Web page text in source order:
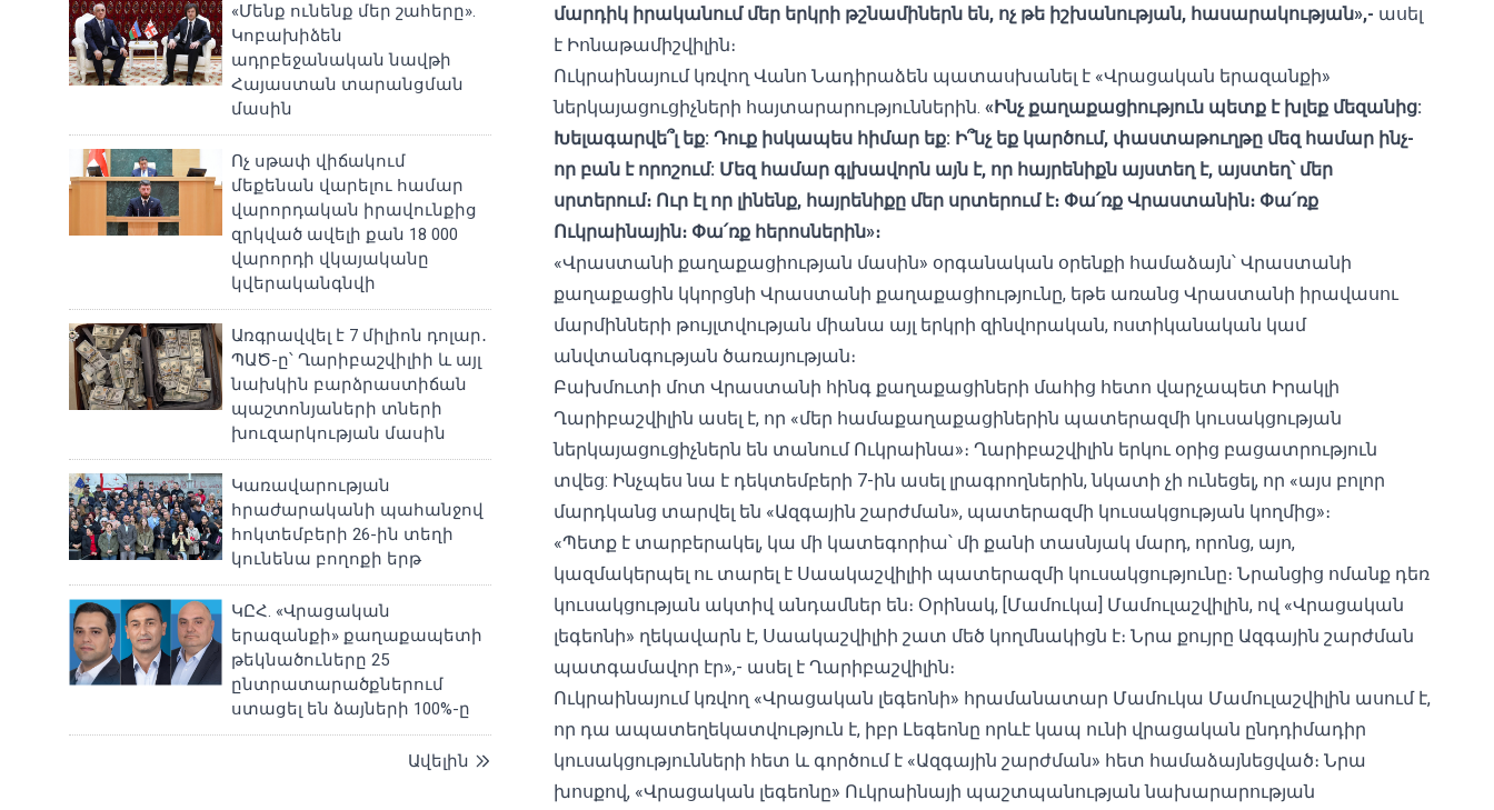
«Մենք ունենք մեր շահերը».
Կոբախիձեն
ադրբեջանական նավթի
Հայաստան տարանցման
մասին
Ոչ սթափ վիճակում
մեքենան վարելու համար
վարորդական իրավունքից
զրկված ավելի քան 18 000
վարորդի վկայականը
կվերականգնվի
Առգրավվել է 7 միլիոն դոլար․
ՊԱԾ-ը՝ Ղարիբաշվիլիի և այլ
նախկին բարձրաստիճան
պաշտոնյաների տների
խուզարկության մասին
Կառավարության
հրաժարականի պահանջով
հոկտեմբերի 26-ին տեղի
կունենա բողոքի երթ
ԿԸՀ. «Վրացական
երազանքի» քաղաքապետի
թեկնածուները 25
ընտրատարածքներում
ստացել են ձայների 100%-ը
Ավելին
մարդիկ իրականում մեր երկրի թշնամիներն են, ոչ թե իշխանության, հասարակության»,- ասել
է Իոնաթամիշվիլին։
Ուկրաինայում կռվող Վանո Նադիրաձեն պատասխանել է «Վրացական երազանքի»
ներկայացուցիչների հայտարարություններին. «Ինչ քաղաքացիություն պետք է խլեք մեզանից:
Խելագարվե՞լ եք: Դուք իսկապես հիմար եք: Ի՞նչ եք կարծում, փաստաթուղթը մեզ համար ինչ-
որ բան է որոշում: Մեզ համար գլխավորն այն է, որ հայրենիքն այստեղ է, այստեղ՝ մեր
սրտերում։ Ուր էլ որ լինենք, հայրենիքը մեր սրտերում է։ Փա՛ռք Վրաստանին։ Փա՛ռք
Ուկրաինային։ Փա՛ռք հերոսներին»։
«Վրաստանի քաղաքացիության մասին» օրգանական օրենքի համաձայն՝ Վրաստանի
քաղաքացին կկորցնի Վրաստանի քաղաքացիությունը, եթե առանց Վրաստանի իրավասու
մարմինների թույլտվության միանա այլ երկրի զինվորական, ոստիկանական կամ
անվտանգության ծառայության։
Բախմուտի մոտ Վրաստանի հինգ քաղաքացիների մահից հետո վարչապետ Իրակլի
Ղարիբաշվիլին ասել է, որ «մեր համաքաղաքացիներին պատերազմի կուսակցության
ներկայացուցիչներն են տանում Ուկրաինա»։ Ղարիբաշվիլին երկու օրից բացատրություն
տվեց: Ինչպես նա է դեկտեմբերի 7-ին ասել լրագրողներին, նկատի չի ունեցել, որ «այս բոլոր
մարդկանց տարվել են «Ազգային շարժման», պատերազմի կուսակցության կողմից»։
«Պետք է տարբերակել, կա մի կատեգորիա՝ մի քանի տասնյակ մարդ, որոնց, այո,
կազմակերպել ու տարել է Սաակաշվիլիի պատերազմի կուսակցությունը։ Նրանցից ոմանք դեռ
կուսակցության ակտիվ անդամներ են։ Օրինակ, [Մամուկա] Մամուլաշվիլին, ով «Վրացական
լեգեոնի» ղեկավարն է, Սաակաշվիլիի շատ մեծ կողմնակիցն է։ Նրա քույրը Ազգային շարժման
պատգամավոր էր»,- ասել է Ղարիբաշվիլին։
Ուկրաինայում կռվող «Վրացական լեգեոնի» հրամանատար Մամուկա Մամուլաշվիլին ասում է,
որ դա ապատեղեկատվություն է, իբր Լեգեոնը որևէ կապ ունի վրացական ընդդիմադիր
կուսակցությունների հետ և գործում է «Ազգային շարժման» հետ համաձայնեցված։ Նրա
խոսքով, «Վրացական լեգեոնը» Ուկրաինայի պաշտպանության նախարարության